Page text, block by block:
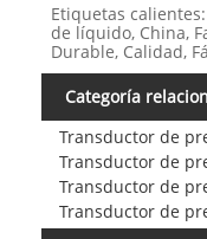
Etiquetas
de líquido, China,
Durable, Calidad,
Categoría
Transductor de
Transductor de
Transductor de
Transductor de